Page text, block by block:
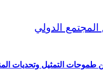
طموحات التمثيل وتحديات